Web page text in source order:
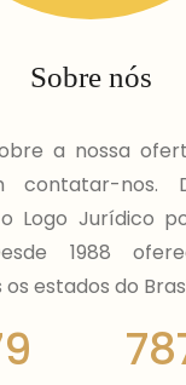
Sobre nós
a nossa
nos.
Logo Jurídico
1988
estados do